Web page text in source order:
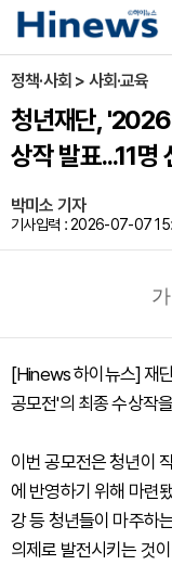
정책·사회 > 사회·교육
청년재단,
상작 발표...11명
박미소 기자
기사입력 : 2026-07-07
가
[Hinews 하이뉴스] 재
공모전'의 최종 수상작
이번 공모전은 청년이
에 반영하기 위해 마련
강 등 청년들이 마주하
의제로 발전시키는 것